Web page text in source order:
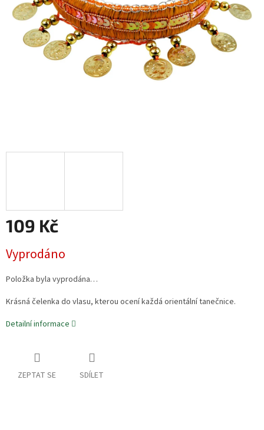
109 Kč
cena:
Vyprodáno
Položka byla vyprodána…
Krásná čelenka do vlasu, kterou ocení každá orientální tanečnice.
Detailní informace
ZEPTAT SE SDÍLET